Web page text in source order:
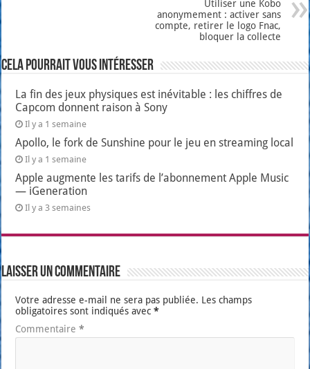
Utiliser une Kobo
anonymement : activer sans
compte, retirer le logo Fnac,
bloquer la collecte
Cela pourrait vous intéresser
La fin des jeux physiques est inévitable : les chiffres de
Capcom donnent raison à Sony
Il y a 1 semaine
Apollo, le fork de Sunshine pour le jeu en streaming local
Il y a 1 semaine
Apple augmente les tarifs de l’abonnement Apple Music
— iGeneration
Il y a 3 semaines
Laisser un commentaire
Votre adresse e-mail ne sera pas publiée. Les champs
obligatoires sont indiqués avec*
Commentaire*